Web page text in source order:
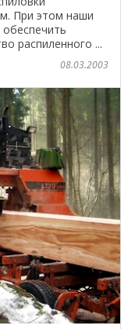
При этом наши
распиленного ...
08.03.2003